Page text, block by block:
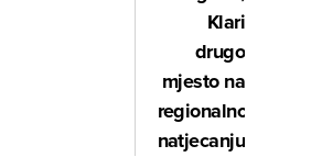
Klari
drugo
mjesto na
regionalnom
natjecanju